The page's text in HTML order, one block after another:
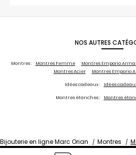
NOS AUTRES
Montres : Montres Femme Montres Emporio
Montres Acier
Montres Emporio
Idées cadeaux : Idées
Montres étanches : Montres
Bijouterie en ligne Marc Orian Montres